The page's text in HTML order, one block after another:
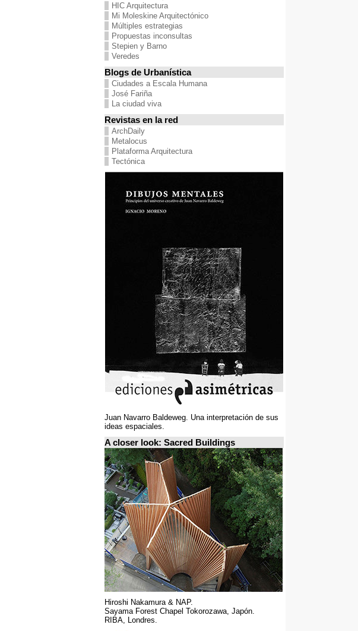
HIC Arquitectura
Mi Moleskine Arquitectónico
Múltiples estrategias
Propuestas inconsultas
Stepien y Barno
Veredes
Blogs de Urbanística
Ciudades a Escala Humana
José Fariña
La ciudad viva
Revistas en la red
ArchDaily
Metalocus
Plataforma Arquitectura
Tectónica
Juan Navarro Baldeweg. Una interpretación de sus
ideas espaciales.
A closer look: Sacred Buildings
Hiroshi Nakamura & NAP.
Sayama Forest Chapel Tokorozawa, Japón.
RIBA, Londres.